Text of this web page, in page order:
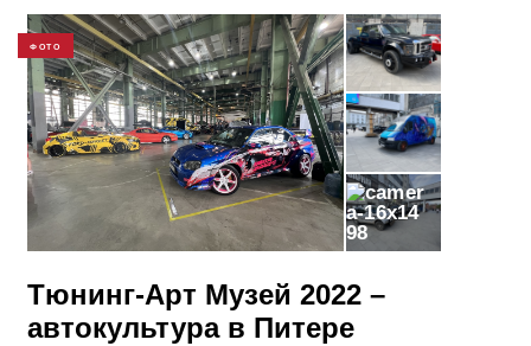
ФОТО
98
Тюнинг-Арт Музей 2022 –
автокультура в Питере